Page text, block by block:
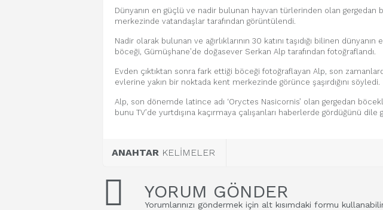
Dünyanın en güçlü ve nadir bulunan hayvan türlerinden olan gergedan
merkezinde vatandaşlar tarafından görüntülendi.
Nadir olarak bulunan ve ağırlıklarının 30 katını taşıdığı bilinen
böceği, Gümüşhane’de doğasever Serkan Alp tarafından fotoğraflandı.
Evden çıktıktan sonra fark ettiği böceği fotoğraflayan Alp, son
evlerine yakın bir noktada kent merkezinde görünce şaşırdığını söyledi.
Alp, son dönemde latince adı ‘Oryctes Nasicornis’ olan gergedan
bunu TV’de yurtdışına kaçırmaya çalışanları haberlerde gördüğünü dile
ANAHTAR KELİMELER
YORUM GÖNDER
Yorumlarınızı göndermek için alt kısımdaki formu